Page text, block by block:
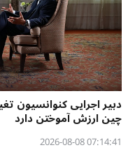
دبیر اجرایی کنوانسیون
چین ارزش آموختن دارد
07:14:41 2026-08-08